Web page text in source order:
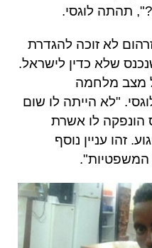
?", תהתה לוגסי.
לא זוכה להגדרת
שלא כדין לישראל.
מצב מלחמה
. "לא הייתה לו שום
הונפקה לו אשרת
. זהו עניין נוסף
המשפטיות".